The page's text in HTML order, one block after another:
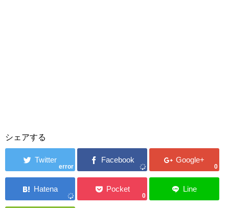
シェアする
error 0
0